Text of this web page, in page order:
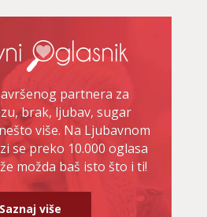
partnera za
brak, ljubav, sugar
više. Na Ljubavnom
se preko 10.000 oglasa
možda baš isto što i ti!
Saznaj više